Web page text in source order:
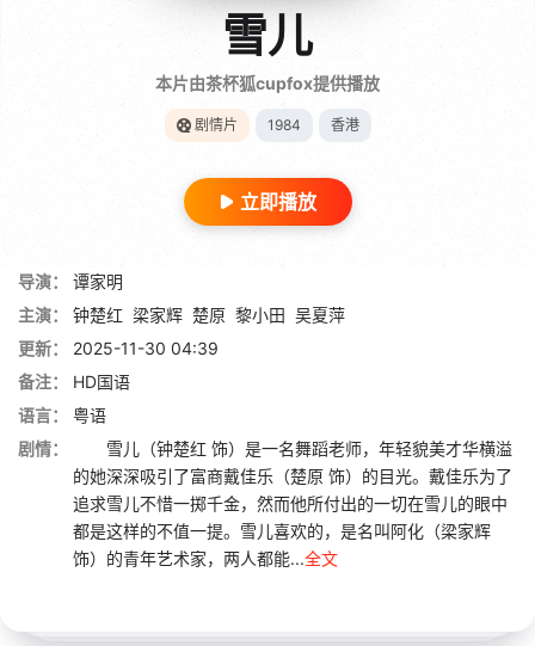
雪儿
本片由茶杯狐cupfox提供播放
剧情片 1984 香港
立即播放
导演：
谭家明
主演：
钟楚红 梁家辉 楚原 黎小田 吴夏萍
更新：
2025-11-30 04:39
备注：
HD国语
语言：
粤语
剧情：
雪儿（钟楚红 饰）是一名舞蹈老师，年轻貌美才华横溢
的她深深吸引了富商戴佳乐（楚原 饰）的目光。戴佳乐为了
追求雪儿不惜一掷千金，然而他所付出的一切在雪儿的眼中
都是这样的不值一提。雪儿喜欢的，是名叫阿化（梁家辉
饰）的青年艺术家，两人都能...全文